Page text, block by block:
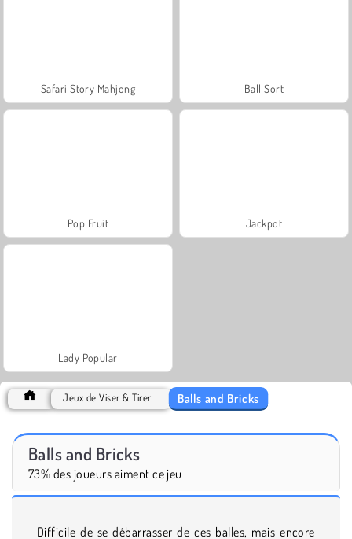
Safari Story Mahjong Ball Sort
Pop Fruit Jackpot
Lady Popular
Jeux de Viser & Tirer Balls and Bricks
Balls and Bricks
73% des joueurs aiment ce jeu
Difficile de se débarrasser de ces balles, mais encore